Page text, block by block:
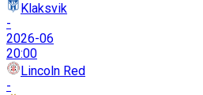
Klaksvik
-
2026-06
20:00
Lincoln Red
-